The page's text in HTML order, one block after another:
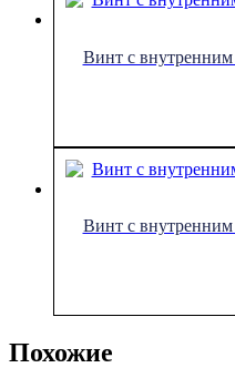
Винт с
Винт с
Похожие